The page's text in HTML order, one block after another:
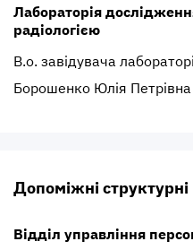
Лабораторія
радіологією
В.о. завідувача
Борошенко Юлія Петрівна
Допоміжні структурні
Відділ управління